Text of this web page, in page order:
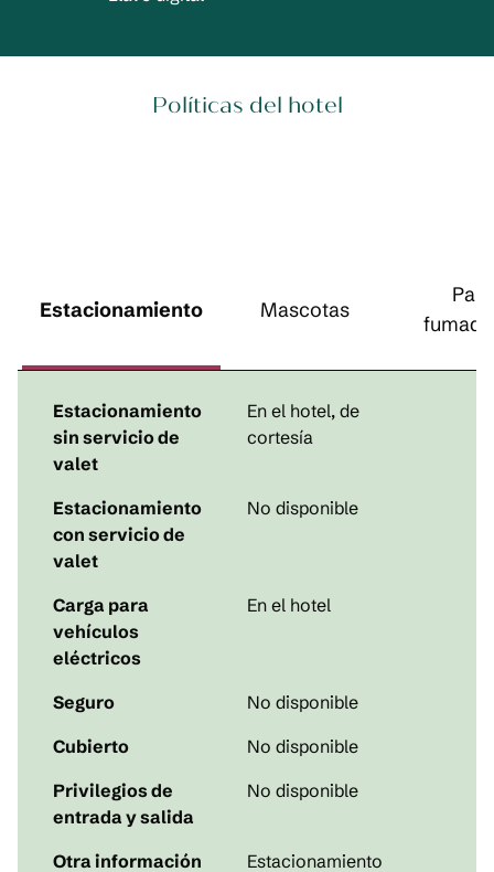
Políticas del hotel
Estacionamiento Mascotas
Para
Estacionamiento
sin servicio de
valet
En el hotel, de
cortesía
Estacionamiento
con servicio de
valet
No disponible
Carga para
vehículos
eléctricos
En el hotel
Seguro
No disponible
Cubierto
No disponible
Privilegios de
entrada y salida
No disponible
Otra información
Estacionamiento